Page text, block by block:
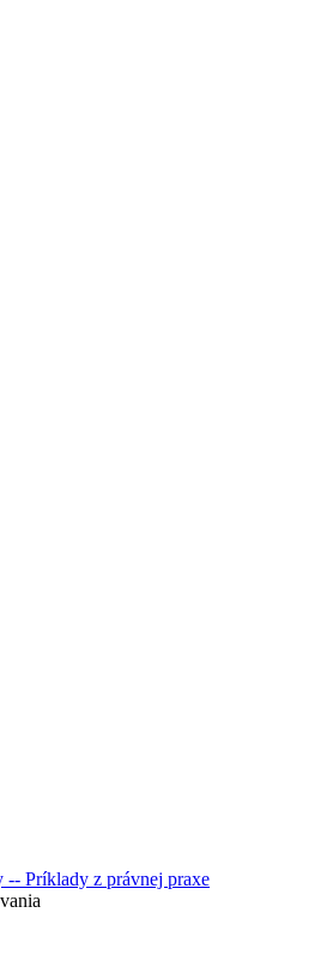
-- Príklady z právnej praxe